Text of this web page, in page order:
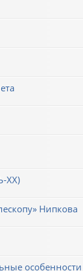
XX)
Нипкова
особенности